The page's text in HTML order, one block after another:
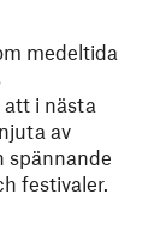
medeltida
att i nästa
av
spännande
festivaler.